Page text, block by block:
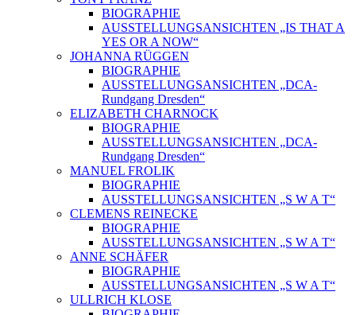
BIOGRAPHIE
AUSSTELLUNGSANSICHTEN „IS THAT A
YES OR A NOW“
JOHANNA RÜGGEN
BIOGRAPHIE
AUSSTELLUNGSANSICHTEN „DCA-
Rundgang Dresden“
ELIZABETH CHARNOCK
BIOGRAPHIE
AUSSTELLUNGSANSICHTEN „DCA-
Rundgang Dresden“
MANUEL FROLIK
BIOGRAPHIE
AUSSTELLUNGSANSICHTEN „S W A T“
CLEMENS REINECKE
BIOGRAPHIE
AUSSTELLUNGSANSICHTEN „S W A T“
ANNE SCHÄFER
BIOGRAPHIE
AUSSTELLUNGSANSICHTEN „S W A T“
ULLRICH KLOSE